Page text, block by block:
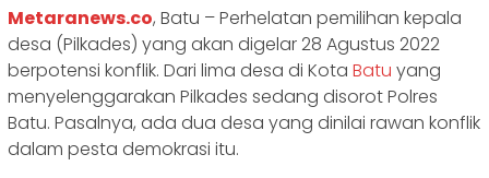
Metaranews.co, Batu – Perhelatan pemilihan kepala
desa (Pilkades) yang akan digelar 28 Agustus 2022
berpotensi konflik. Dari lima desa di Kota Batu yang
menyelenggarakan Pilkades sedang disorot Polres
Batu. Pasalnya, ada dua desa yang dinilai rawan konflik
dalam pesta demokrasi itu.